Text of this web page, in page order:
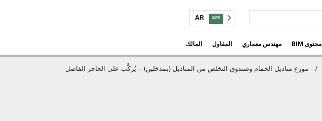
AR
محتوى BIM مهندس معماري المقاول المالك
موزع مناديل الحمام وصندوق التخلص من المناديل (بمدخلين) – يُركَّب على الحاجز الفاصل